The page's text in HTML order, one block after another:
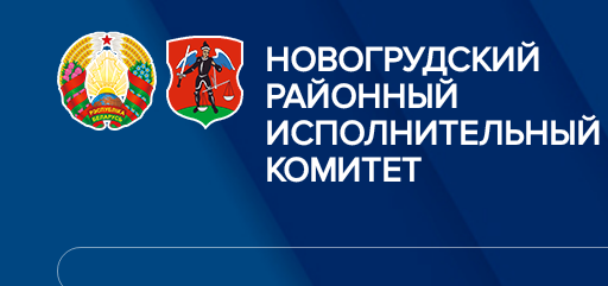
НОВОГРУДСКИЙ
РАЙОННЫЙ
ИСПОЛНИТЕЛЬНЫЙ
КОМИТЕТ